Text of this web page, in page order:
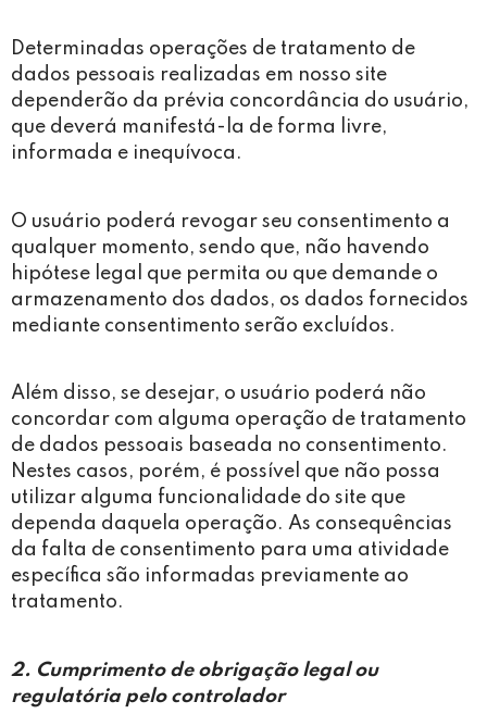
Determinadas operações de tratamento de
dados pessoais realizadas em nosso site
dependerão da prévia concordância do usuário,
que deverá manifestá-la de forma livre,
informada e inequívoca.
O usuário poderá revogar seu consentimento a
qualquer momento, sendo que, não havendo
hipótese legal que permita ou que demande o
armazenamento dos dados, os dados fornecidos
mediante consentimento serão excluídos.
Além disso, se desejar, o usuário poderá não
concordar com alguma operação de tratamento
de dados pessoais baseada no consentimento.
Nestes casos, porém, é possível que não possa
utilizar alguma funcionalidade do site que
dependa daquela operação. As consequências
da falta de consentimento para uma atividade
específica são informadas previamente ao
tratamento.
2. Cumprimento de obrigação legal ou
regulatória pelo controlador